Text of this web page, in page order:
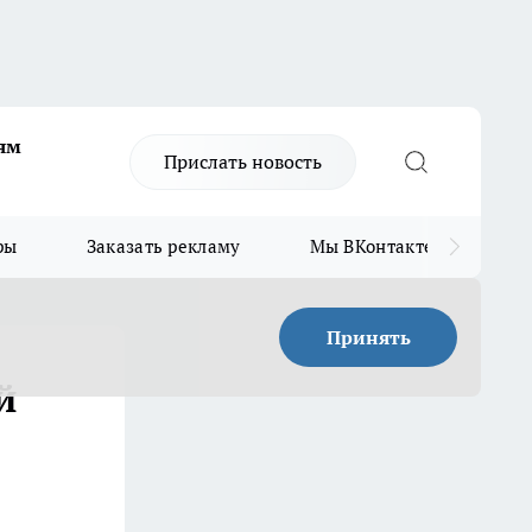
Прислать новость
Заказать рекламу Мы ВКонтакте
Принять